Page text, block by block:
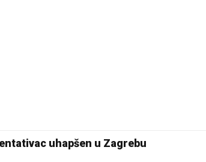
uhapšen u Zagrebu